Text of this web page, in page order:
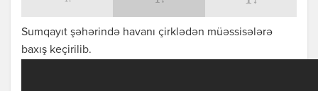
Sumqayıt şəhərində havanı çirklədən müəssisələrə
baxış keçirilib.